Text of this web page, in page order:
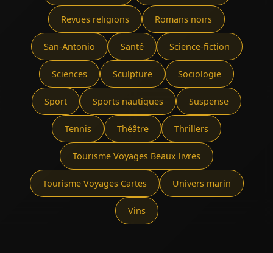
Revues religions Romans noirs
San-Antonio Santé Science-fiction
Sciences Sculpture Sociologie
Sport Sports nautiques Suspense
Tennis Théâtre Thrillers
Tourisme Voyages Beaux livres
Tourisme Voyages Cartes Univers marin
Vins